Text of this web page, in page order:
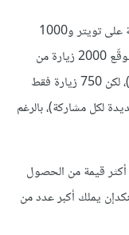
على سبيل المثال، إذا حصلنا على 1000 مشاركة على تويتر و1000
مشاركة على لينكدإن ولنفس المقال، يمكننا أن نتوقّع 2000 زيارة من
تويتر (1000 مشاركة × 2 مشاهدة لكل مشاركة)، لكن 750 زيارة فقط
× 0,75 مشاهدة جديدة لكل مشاركة)، بالرغم
قيمة من الحصول
يملك أكبر عدد من